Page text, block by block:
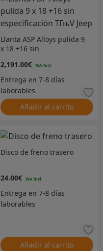
Llanta ASP Alloys pulida 9
x 18 +16 sin
2,191.00€
Añadir al carrito
Disco de freno trasero
24.00€
Añadir al carrito